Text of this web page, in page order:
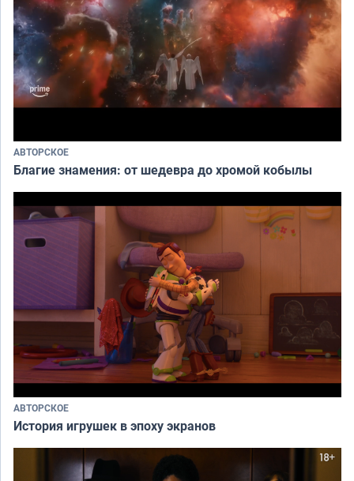
АВТОРСКОЕ
Благие знамения: от шедевра до хромой кобылы
АВТОРСКОЕ
История игрушек в эпоху экранов